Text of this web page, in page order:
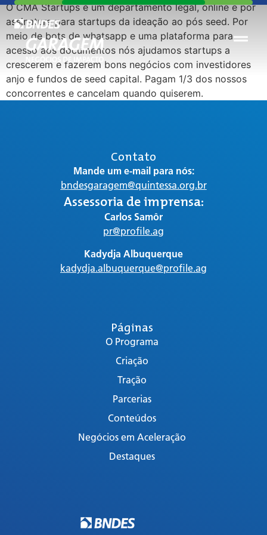
O CMA Startups é um departamento legal, online e por
assinatura para startups da ideação ao pós seed. Por
meio de bots de whatsapp e uma plataforma para
acesso aos documentos nós ajudamos startups a
crescerem e fazerem bons negócios com investidores
anjo e fundos de seed capital. Pagam 1/3 dos nossos
concorrentes e cancelam quando quiserem.
Páginas
O Programa
Criação
Tração
Parcerias
Conteúdos
Negócios em Aceleração
Destaques
Contato
Mande um e-mail para nós:
bndesgaragem@quintessa.org.br
Assessoria de imprensa:
Carlos Samôr
pr@profile.ag
Kadydja Albuquerque
kadydja.albuquerque@profile.ag